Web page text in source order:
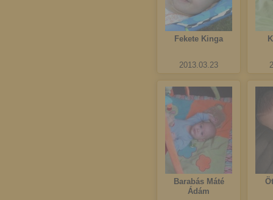
Fekete Kinga
2013.03.23
Barabás Máté
Ádám